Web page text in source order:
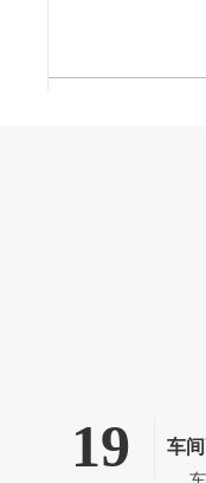
19
车